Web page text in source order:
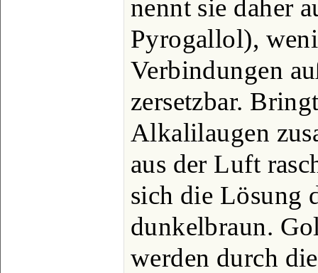
nennt sie daher
Pyrogallol),
Verbindungen
zersetzbar.
Alkalilaugen
aus der Luft
sich die Lösung
dunkelbraun.
werden durch